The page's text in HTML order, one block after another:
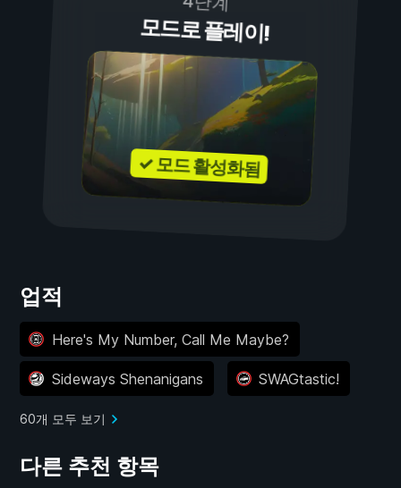
모드로 플레이!
✓ 모드 활성화됨
업적
Here's My Number, Call Me Maybe?
Sideways Shenanigans SWAGtastic!
60개 모두 보기
다른 추천 항목